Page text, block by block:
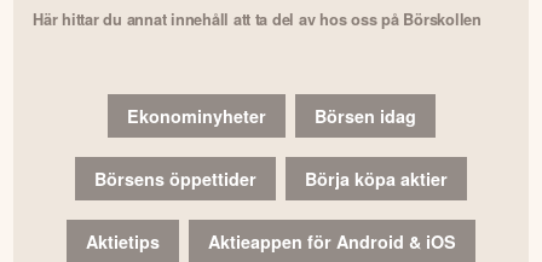
Här hittar du annat innehåll att ta del av hos oss på Börskollen
Ekonominyheter Börsen idag
Börsens öppettider Börja köpa aktier
Aktietips Aktieappen för Android & iOS